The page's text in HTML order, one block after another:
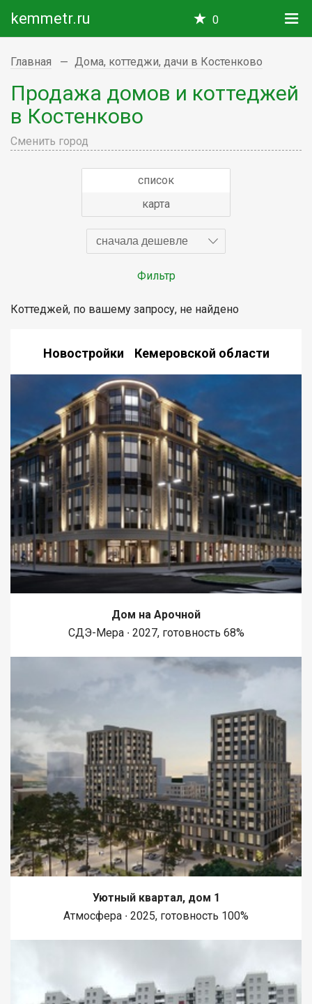
kemmetr.ru 0
Главная Дома, коттеджи, дачи в Костенково
Продажа домов и коттеджей
в Костенково
Сменить город
список
карта
сначала дешевле
Фильтр
Коттеджей, по вашему запросу, не найдено
Новостройки Кемеровской области
Дом на Арочной
СДЭ-Мера ∙ 2027, готовность 68%
Уютный квартал, дом 1
Атмосфера ∙ 2025, готовность 100%